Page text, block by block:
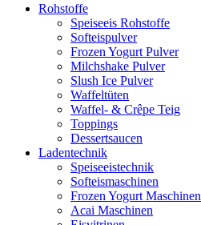
Rohstoffe
Speiseeis Rohstoffe
Softeispulver
Frozen Yogurt Pulver
Milchshake Pulver
Slush Ice Pulver
Waffeltüten
Waffel- & Crêpe Teig
Toppings
Dessertsaucen
Ladentechnik
Speiseeistechnik
Softeismaschinen
Frozen Yogurt Maschinen
Acai Maschinen